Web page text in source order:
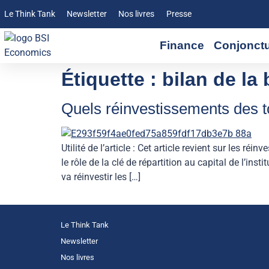
Le Think Tank Newsletter Nos livres Presse
Finance
Étiquette : bilan de la
Quels réinvestissements des
Utilité de l’article : Cet article revient sur les
le rôle de la clé de répartition au capital de
va réinvestir les […]
Le Think Tank
Newsletter
Nos livres